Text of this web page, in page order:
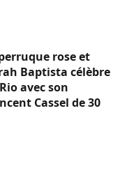
rose et
Baptista célèbre
avec son
Cassel de 30